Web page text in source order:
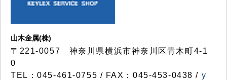
山木金属(株)
〒221-0057 神奈川県横浜市神奈川区青木町4-1
0
TEL：045-461-0755 / FAX：045-453-0438 / y